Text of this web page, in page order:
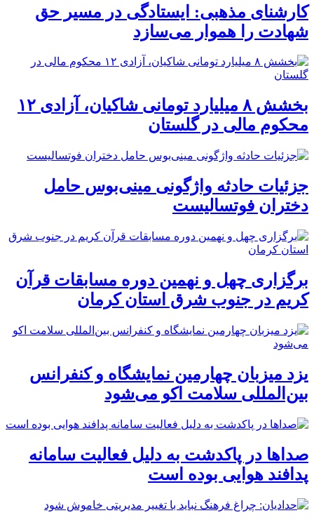
کارشنای مذهبی: ایستادگی در مسیر حق
شهادت را هموار می‌سازد
بخشش ۸ میلیارد تومانی شاکیان، آزادی ۱۲
محکوم مالی در گلستان
جزئیات حادثه واژگونی مینی‌بوس حامل
دختران فوتسالیست
برگزاری چهل و نهمین دوره مسابقات قرآن
کریم در جنوب شرق استان کرمان
یزد میزبان چهارمین نمایشگاه و کنفرانس
بین‌المللی سلامت اکو می‌شود
صداها در پاکدشت به دلیل فعالیت سامانه
پدافند هوایی بوده است